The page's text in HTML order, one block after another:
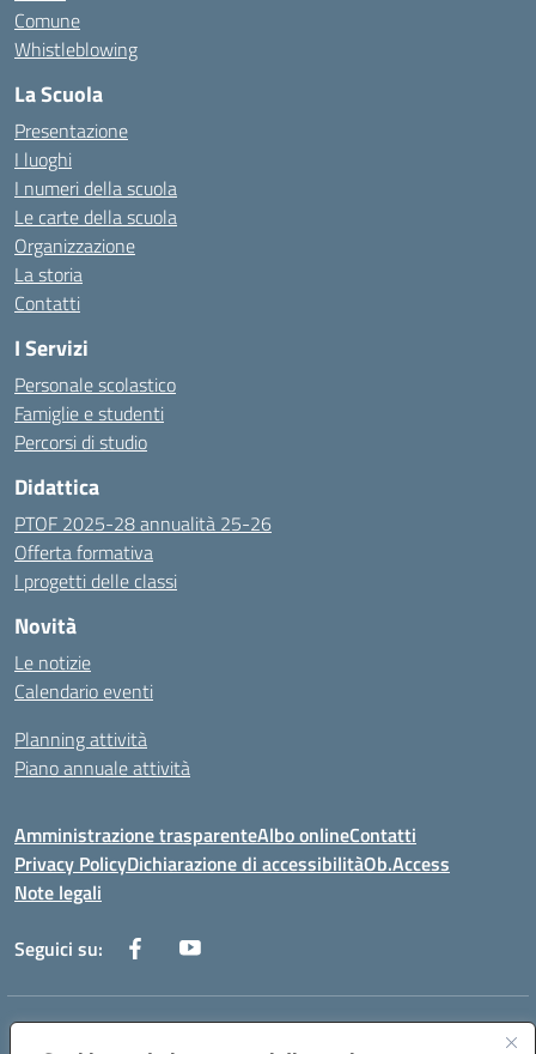
Comune
Whistleblowing
La Scuola
Presentazione
I luoghi
I numeri della scuola
Le carte della scuola
Organizzazione
La storia
Contatti
I Servizi
Personale scolastico
Famiglie e studenti
Percorsi di studio
Didattica
PTOF 2025-28 annualità 25-26
Offerta formativa
I progetti delle classi
Novità
Le notizie
Calendario eventi
Planning attività
Piano annuale attività
Amministrazione trasparenteAlbo onlineContatti
Privacy PolicyDichiarazione di accessibilitàOb.Access
Note legali
Seguici su:
Indirizzo: